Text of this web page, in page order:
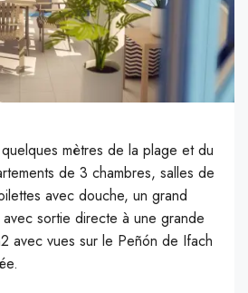
mètres de la plage et du
de 3 chambres, salles de
avec douche, un grand
sortie directe à une grande
avec vues sur le Peñón de Ifach